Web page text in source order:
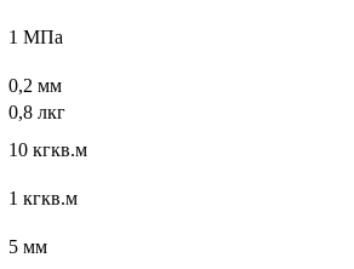
1 МПа
0,2 мм
0,8 лкг
10 кгкв.м
1 кгкв.м
5 мм